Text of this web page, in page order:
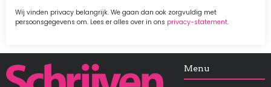
Wij vinden privacy belangrijk. We gaan dan ook zorgvuldig met
persoonsgegevens om. Lees er alles over in ons privacy-statement.
Afbeelding Menu